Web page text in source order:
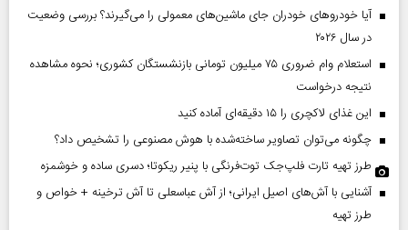
آیا خودروهای خودران جای ماشین‌های معمولی را می‌گیرند؟ بررسی وضعیت
در سال ۲۰۲۶
استعلام وام ضروری ۷۵ میلیون تومانی بازنشستگان کشوری؛ نحوه مشاهده
نتیجه درخواست
این غذای لاکچری را ۱۵ دقیقه‌ای آماده کنید
چگونه می‌توان تصاویر ساخته‌شده با هوش مصنوعی را تشخیص داد؟
طرز تهیه تارت فلپ‌جک توت‌فرنگی با پنیر ریکوتا؛ دسری ساده و خوشمزه
آشنایی با آش‌های اصیل ایرانی؛ از آش عباسعلی تا آش ترخینه + خواص و
طرز تهیه